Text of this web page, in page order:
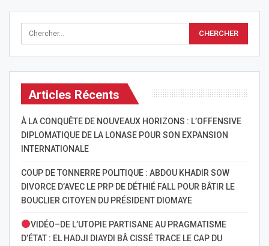
Articles Récents
À LA CONQUÊTE DE NOUVEAUX HORIZONS : L’OFFENSIVE
DIPLOMATIQUE DE LA LONASE POUR SON EXPANSION
INTERNATIONALE
COUP DE TONNERRE POLITIQUE : ABDOU KHADIR SOW
DIVORCE D’AVEC LE PRP DE DÉTHIÉ FALL POUR BÂTIR LE
BOUCLIER CITOYEN DU PRÉSIDENT DIOMAYE
VIDÉO–DE L’UTOPIE PARTISANE AU PRAGMATISME
D’ÉTAT : EL HADJI DIAYDI BÂ CISSÉ TRACE LE CAP DU